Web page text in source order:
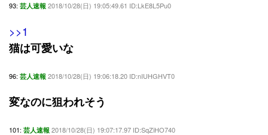
93: 芸人速報 2018/10/28(日) 19:05:49.61 ID:LkE8L5Pu0
>>1
猫は可愛いな
96: 芸人速報 2018/10/28(日) 19:06:18.20 ID:nIUHGHVT0
変なのに狙われそう
101: 芸人速報 2018/10/28(日) 19:07:17.97 ID:SqZiHO740